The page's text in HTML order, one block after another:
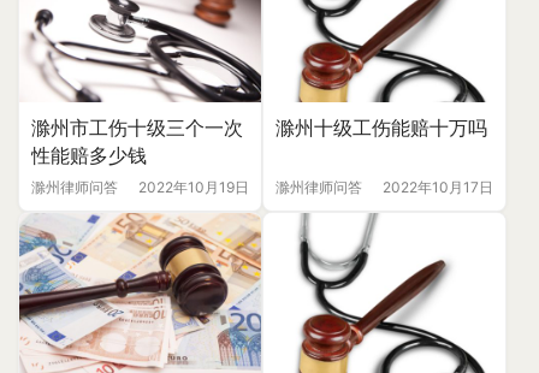
滁州市工伤十级三个一次
性能赔多少钱
滁州律师问答 2022年10月19日
滁州十级工伤能赔十万吗
滁州律师问答 2022年10月17日